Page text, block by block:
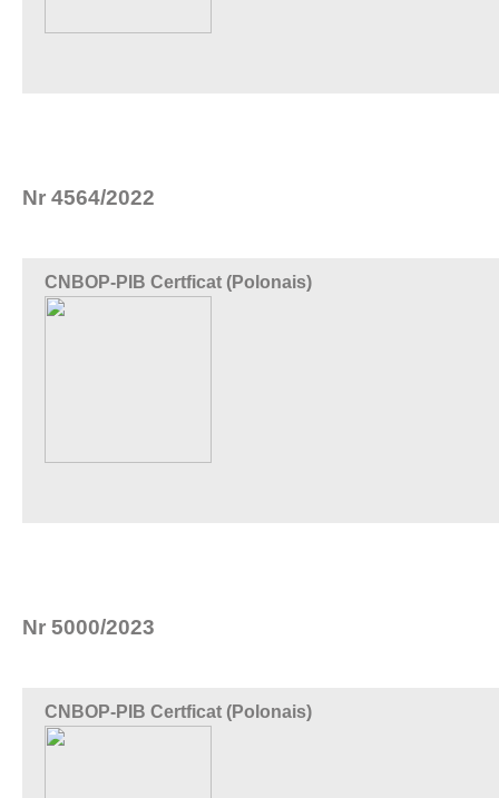
Nr 4564/2022
CNBOP-PIB Certficat (Polonais)
Nr 5000/2023
CNBOP-PIB Certficat (Polonais)